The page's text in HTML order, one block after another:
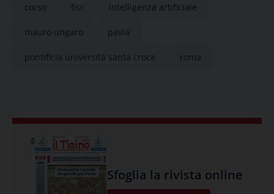
corso fisc intelligenza artificiale
mauro ungaro pavia
pontificia università santa croce roma
Sfoglia la rivista online